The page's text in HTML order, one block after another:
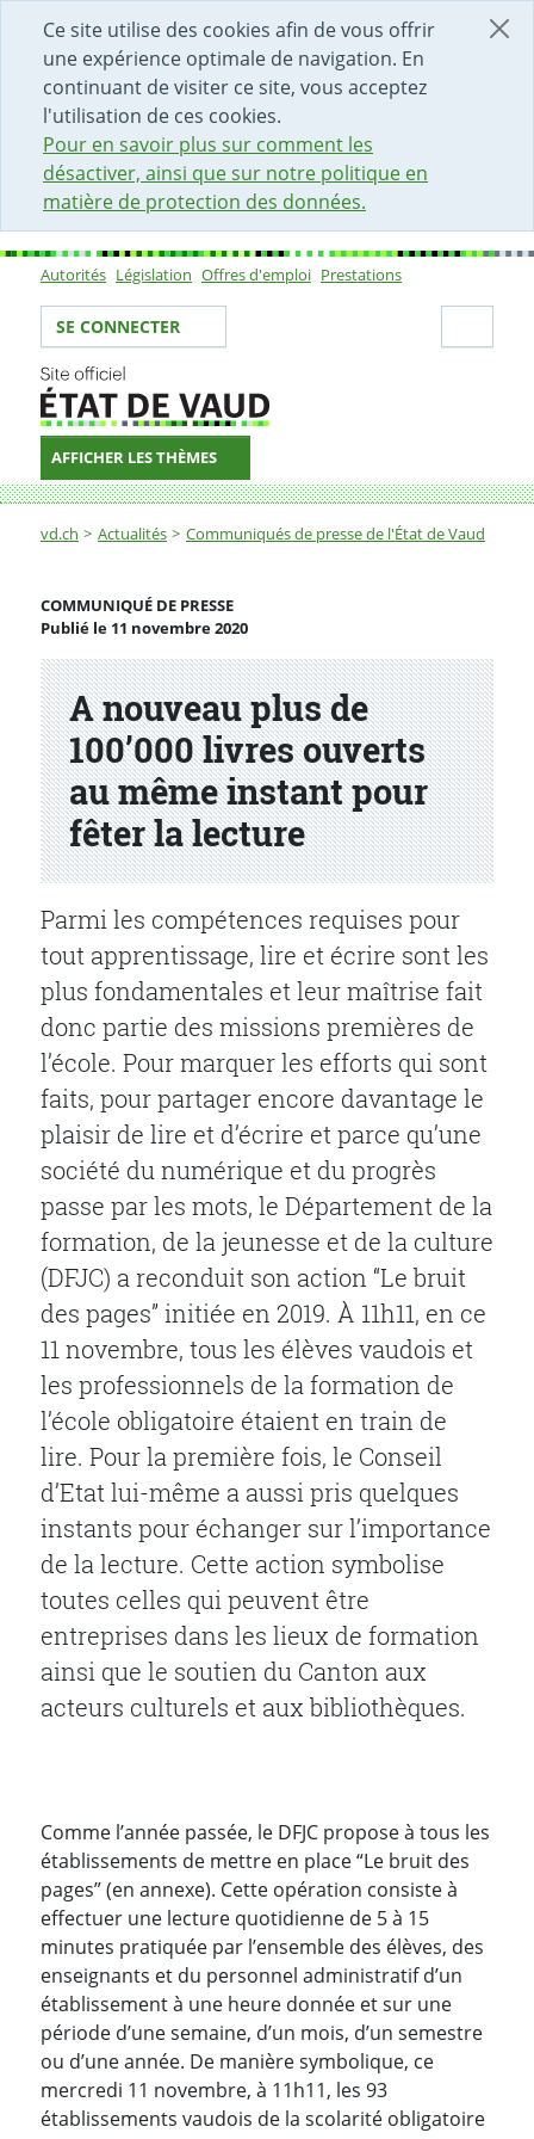
Ce site utilise des cookies afin de vous offrir
une expérience optimale de navigation. En
continuant de visiter ce site, vous acceptez
l'utilisation de ces cookies.
Pour en savoir plus sur comment les
désactiver, ainsi que sur notre politique en
matière de protection des données.
DÉBUT DU CONTENU DE LA PAGE
ACCÈS AU CHAMP DE RECHERCHE
PAGE D'ACCUEIL
FORMULAIRE DE CONTACT
Sous-navigation
Autorités Législation Offres d'emploi Prestations
Votre identité
SE CONNECTER
AFFICHER LES THÈMES
Fil d'Ariane
vd.ch Actualités Communiqués de presse de l'État de Vaud
A nouveau plus de 100’000 livres ouverts au même
A nouveau plus de
100’000 livres ouverts
au même instant pour
fêter la lecture
COMMUNIQUÉ DE PRESSE
Publié le 11 novembre 2020
Partenaire(s)
Parmi les compétences requises pour
tout apprentissage, lire et écrire sont les
plus fondamentales et leur maîtrise fait
donc partie des missions premières de
l’école. Pour marquer les efforts qui sont
faits, pour partager encore davantage le
plaisir de lire et d’écrire et parce qu’une
société du numérique et du progrès
passe par les mots, le Département de la
formation, de la jeunesse et de la culture
(DFJC) a reconduit son action “Le bruit
des pages” initiée en 2019. À 11h11, en ce
11 novembre, tous les élèves vaudois et
les professionnels de la formation de
l’école obligatoire étaient en train de
lire. Pour la première fois, le Conseil
d’Etat lui-même a aussi pris quelques
instants pour échanger sur l’importance
de la lecture. Cette action symbolise
toutes celles qui peuvent être
entreprises dans les lieux de formation
ainsi que le soutien du Canton aux
acteurs culturels et aux bibliothèques.
Comme l’année passée, le DFJC propose à tous les
établissements de mettre en place “Le bruit des
pages” (en annexe). Cette opération consiste à
effectuer une lecture quotidienne de 5 à 15
minutes pratiquée par l’ensemble des élèves, des
enseignants et du personnel administratif d’un
établissement à une heure donnée et sur une
période d’une semaine, d’un mois, d’un semestre
ou d’une année. De manière symbolique, ce
mercredi 11 novembre, à 11h11, les 93
établissements vaudois de la scolarité obligatoire